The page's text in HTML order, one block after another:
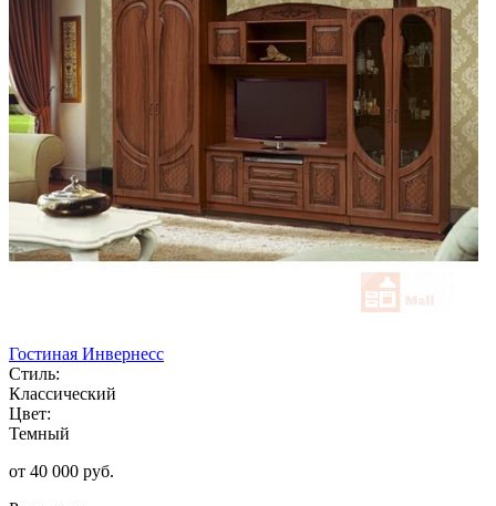
Гостиная Инвернесс
Стиль:
Классический
Цвет:
Темный
от 40 000 руб.